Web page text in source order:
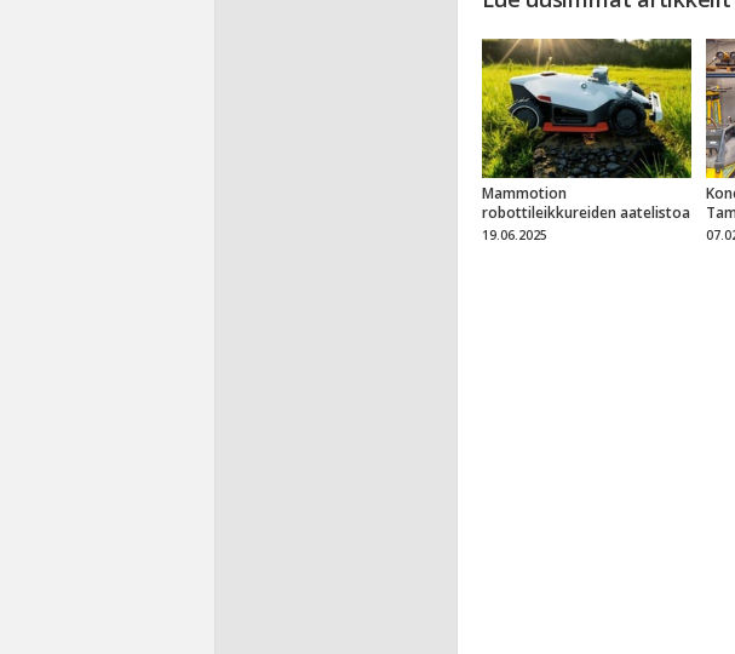
Mammotion
robottileikkureiden aatelistoa
19.06.2025